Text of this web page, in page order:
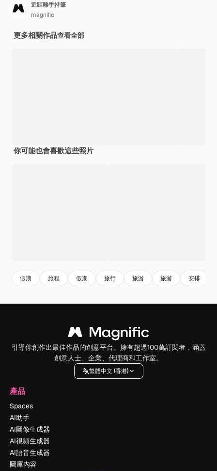
近距離手持筆
magnific
更多相關作品查看全部
你可能也會喜歡這些照片
假期 旅程 假期 旅行 旅游 旅游 安排
引導你創作出最佳作品的創意平台。擁有超過100萬訂閱者，涵蓋
創意人士、企業、代理商和工作室。
繁體中文 (香港)
產品
Spaces
AI助手
AI圖像生成器
AI視頻生成器
AI語音生成器
圖庫內容